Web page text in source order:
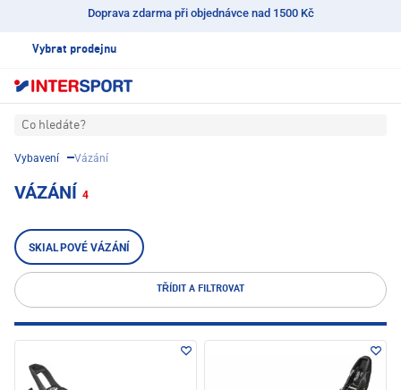
Doprava zdarma při objednávce nad 1500 Kč
Vybrat prodejnu
Co hledáte?
Vybavení Vázání
VÁZÁNÍ 4
SKIALPOVÉ VÁZÁNÍ
TŘÍDIT A FILTROVAT